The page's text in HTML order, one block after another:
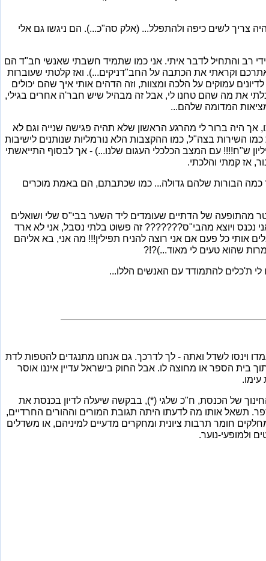
צריך לשים כיפה ולהתפלל... (אלק סה"כ...). הם ניגשו גם אלי
רב והתחיל לדבר איתי. אני כמו שתמיד חשבתי שאנשי חב"ד הם
וקראתי את הכתבה על החב"דניקים...). ואז קלטתי שעוברות
עמוקים על הלכה ומצוות, וזה הדהים אותי איך שהם יכולים
את מה שהם טחנו לי, אבל זה מבהיל שיש חבר'ה אחרים בגילי,
המדומה שלהם...
אך היה ברור לי מהרגע הראשון שלא תהיה פגישה שנייה וגם לא
כמו השירות בצה"ל, כמו ההקצבות הלא נורמליות שנותנים לישיבות
ש"ח!!!! עם המצב הכלכלי העגום שלנו...) - אך לבסוף התייאשתי
אז קמתי והלכתי.
כמה הבורות שלהם גדולה... כמו שכתבתם, הם באמת מוכרים
מהתופעה של הדתיים שעומדים ליד השער בבי"ס שלי ושואלים
נכנס ויוצא מהבי"ס??????? זה פשוט בלתי נסבל, אני לא ארד
אותי כל פעם אם אני רוצה להניח תפילין!!! מה אני, בא אליהם
שהוא טעים לי מאוד...)?!?
לי ת'כלים להתמודד עם האנשים הללו...
וינסו לשדל ואתה - לך לדרכך. גם אנחנו מתנגדים להטפות לדת
בית הספר או מחוצה לו. אבל החוק בישראל עדיין איננו אוסר
עימו.
של הכנסת, ח"כ שלגי (*), בבקשה שיעלה לדיון בכנסת את
תשאל אותו מה לדעתו היתה תגובת המורים וההורים החרדיים,
חומר תרבות ציונית ומחקרים מדעיים למיניהם, או משדלים
ולמופעי-נוער.